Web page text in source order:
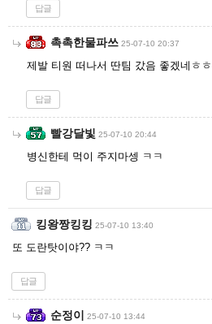
답글
촉촉한물파쓰 25-07-10 20:37
제발 티원 떠나서 딴팀 갔음 좋겠네ㅎㅎ
답글
빨강달빛 25-07-10 20:44
병신한테 먹이 주지마셍 ㅋㅋ
답글
킹왕짱킹킹 25-07-10 13:40
또 도란탓이야?? ㅋㅋ
답글
순정이 25-07-10 13:44